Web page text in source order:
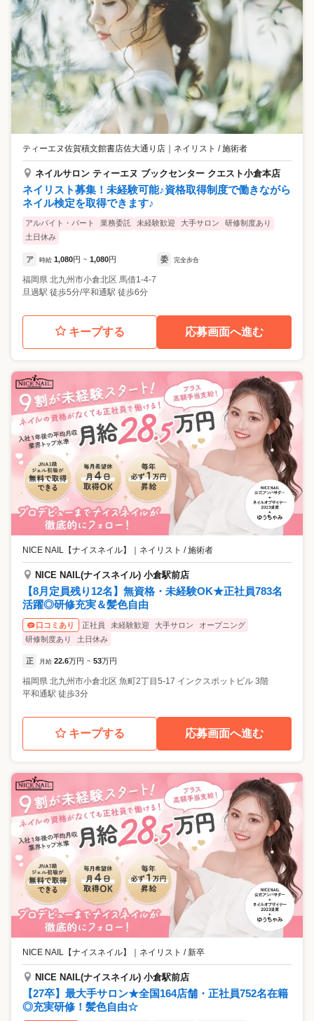
ティーエヌ佐賀積文館書店佐大通り店 ネイリスト / 施術者
ネイルサロン ティーエヌ ブックセンター クエスト小倉本店
ネイリスト募集！未経験可能♪資格取得制度で働きながら
ネイル検定を取得できます♪
アルバイト・パート 業務委託 未経験歓迎 大手サロン
研修制度あり
土日休み
ア 時給 1,080円 ~ 1,080円 委 完全歩合
福岡県 北九州市小倉北区 馬借1-4-7
旦過駅 徒歩5分/平和通駅 徒歩6分
キープする 応募画面へ進む
NICE NAIL【ナイスネイル】 ネイリスト / 施術者
NICE NAIL(ナイスネイル) 小倉駅前店
【8月定員残り12名】無資格・未経験OK★正社員783名
活躍◎研修充実＆髪色自由
口コミあり 正社員 未経験歓迎 大手サロン
オープニング
研修制度あり
土日休み
正 月給 22.6万円 ~ 53万円
福岡県 北九州市小倉北区 魚町2丁目5-17 インクスポットビル 3階
平和通駅 徒歩3分
キープする 応募画面へ進む
NICE NAIL【ナイスネイル】 ｜ ネイリスト / 新卒
NICE NAIL(ナイスネイル) 小倉駅前店
【27卒】最大手サロン★全国164店舗・正社員752名在籍
◎充実研修！髪色自由☆